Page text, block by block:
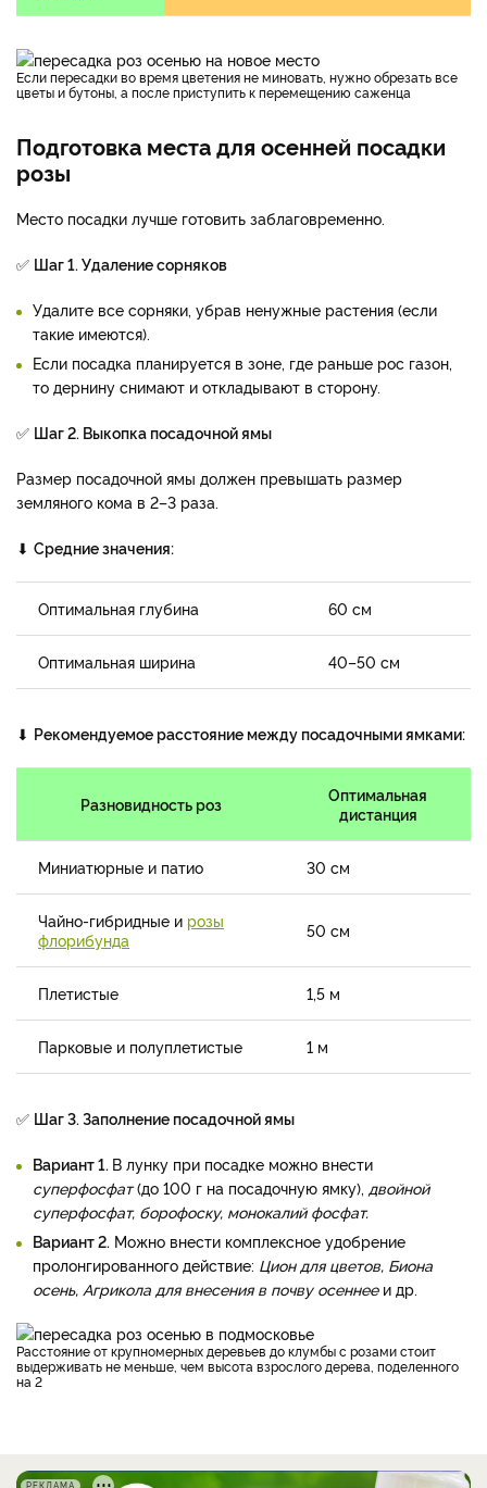
Если пересадки во время цветения не миновать, нужно обрезать все
цветы и бутоны, а после приступить к перемещению саженца
Подготовка места для осенней посадки
розы
Место посадки лучше готовить заблаговременно.
✅ Шаг 1. Удаление сорняков
Удалите все сорняки, убрав ненужные растения (если
такие имеются).
Если посадка планируется в зоне, где раньше рос газон,
то дернину снимают и откладывают в сторону.
✅ Шаг 2. Выкопка посадочной ямы
Размер посадочной ямы должен превышать размер
земляного кома в 2–3 раза.
⬇ Средние значения:
Оптимальная глубина 60 см
Оптимальная ширина 40–50 см
⬇ Рекомендуемое расстояние между посадочными ямками:
Разновидность роз
Оптимальная
дистанция
Миниатюрные и патио 30 см
Чайно-гибридные и розы
флорибунда
50 см
Плетистые 1,5 м
Парковые и полуплетистые 1 м
✅ Шаг 3. Заполнение посадочной ямы
Вариант 1. В лунку при посадке можно внести
суперфосфат(до 100 г на посадочную ямку), двойной
суперфосфат, борофоску, монокалий фосфат.
Вариант 2. Можно внести комплексное удобрение
пролонгированного действие: Цион для цветов, Биона
осень, Агрикола для внесения в почву осеннее и др.
Расстояние от крупномерных деревьев до клумбы с розами стоит
выдерживать не меньше, чем высота взрослого дерева, поделенного
на 2
РЕКЛАМА